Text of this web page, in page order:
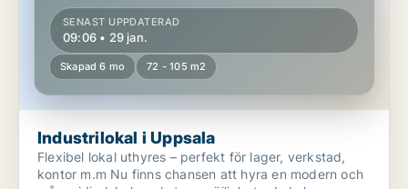
SENAST UPPDATERAD
09:06 • 29 jan.
Skapad 6 mo 72 - 105 m2
Industrilokal i Uppsala
Flexibel lokal uthyres – perfekt för lager, verkstad,
kontor m.m Nu finns chansen att hyra en modern och